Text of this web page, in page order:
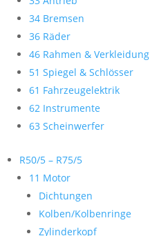
34 Bremsen
36 Räder
46 Rahmen & Verkleidung
51 Spiegel & Schlösser
61 Fahrzeugelektrik
62 Instrumente
63 Scheinwerfer
R50/5 – R75/5
11 Motor
Dichtungen
Kolben/Kolbenringe
Zylinderkopf